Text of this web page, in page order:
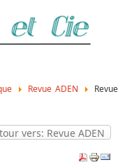
Revue ADEN
Revue
vers: Revue ADEN